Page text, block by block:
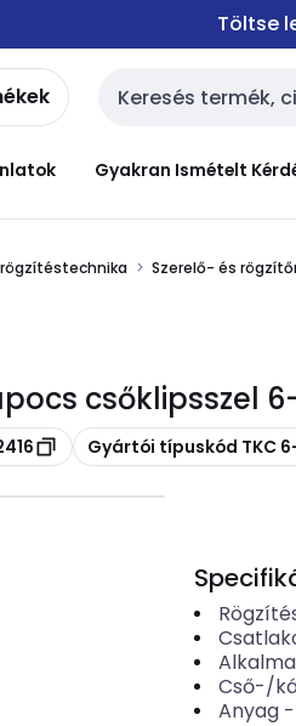
Töltse
Keresési bemenet
Gyakran Ismételt
Szerelő- és
csőklipsszel
Másolás
Gyártói típuskód TKC
Cső-/
Anyag-